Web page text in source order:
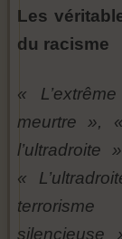
Les
du racisme
«
meurtre »,
«
silencieuse